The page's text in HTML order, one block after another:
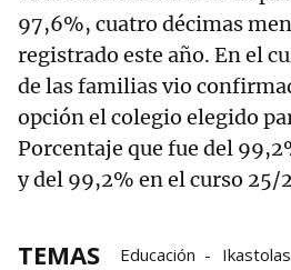
97,6%, cuatro décimas
registrado este año. En el
de las familias vio
opción el colegio elegido
Porcentaje que fue del
y del 99,2% en el curso 25/
TEMAS Educación Ikastolas